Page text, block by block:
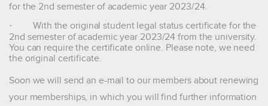
for the 2nd semester of academic year 2023/24.
·
With the original student legal status certificate for the
2nd semester of academic year 2023/24 from the university.
You can require the certificate online. Please note, we need
the original certificate.
Soon we will send an e-mail to our members about renewing
your memberships, in which you will find further information